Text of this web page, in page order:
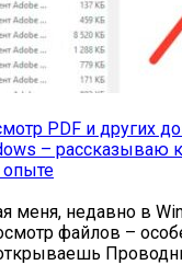
PDF и других
– рассказываю
меня, недавно в
файлов –